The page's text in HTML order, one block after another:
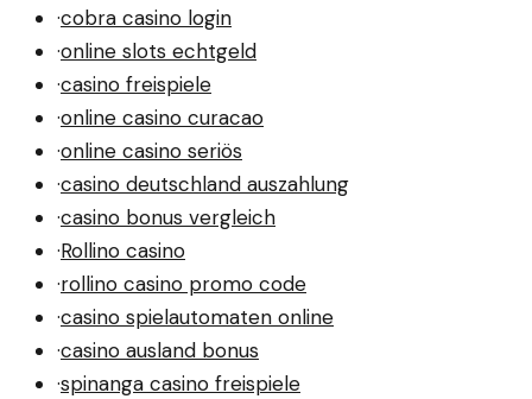
·cobra casino login
·online slots echtgeld
·casino freispiele
·online casino curacao
·online casino seriös
·casino deutschland auszahlung
·casino bonus vergleich
·Rollino casino
·rollino casino promo code
·casino spielautomaten online
·casino ausland bonus
·spinanga casino freispiele